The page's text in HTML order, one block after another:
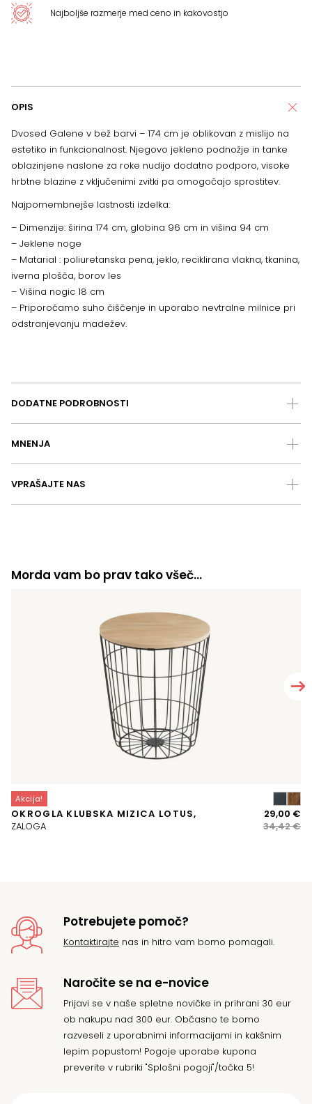
Najboljše razmerje med ceno in kakovostjo
OPIS
Dvosed Galene v bež barvi – 174 cm je oblikovan z mislijo na
estetiko in funkcionalnost. Njegovo jekleno podnožje in tanke
oblazinjene naslone za roke nudijo dodatno podporo, visoke
hrbtne blazine z vključenimi zvitki pa omogočajo sprostitev.
Najpomembnejše lastnosti izdelka:
– Dimenzije: širina 174 cm, globina 96 cm in višina 94 cm
– Jeklene noge
– Matarial : poliuretanska pena, jeklo, reciklirana vlakna, tkanina,
iverna plošča, borov les
– Višina nogic 18 cm
– Priporočamo suho čiščenje in uporabo nevtralne milnice pri
odstranjevanju madežev.
DODATNE PODROBNOSTI
MNENJA
VPRAŠAJTE NAS
Morda vam bo prav tako všeč…
Akcija!
OKROGLA KLUBSKA MIZICA LOTUS,
ZALOGA
34,42€
29,00 €
Potrebujete pomoč?
Kontaktirajte nas in hitro vam bomo pomagali.
Naročite se na e-novice
Prijavi se v naše spletne novičke in prihrani 30 eur
ob nakupu nad 300 eur. Občasno te bomo
razveseli z uporabnimi informacijami in kakšnim
lepim popustom! Pogoje uporabe kupona
preverite v rubriki "Splošni pogoji"/točka 5!